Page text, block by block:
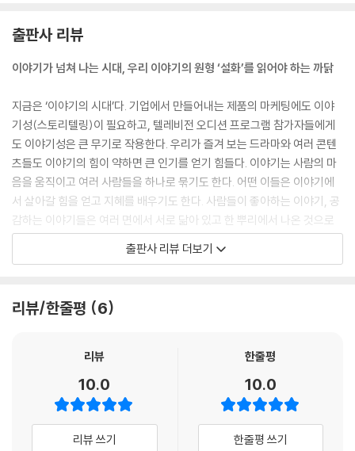
하루는 곽리자고가 새벽에 일어나서 강에 나가 배질을 하고 있었다. 이때
머리가 하얗게 센 미친 남자 하나가 머리를 갈래갈래로 풀어 헤뜨리고 병
을 들고서 세차게 흐르는 물결을 질러 강을 건너가는 것이었다.
그의 아내가 황급히 따라오며 건너가지 말라고 소리쳐 불렀으나 미처 손쓸
사이도 없이 남자는 강물에 밀려 빠져 죽었다.
일이 이렇게 되자 그 아내는 공후를 뜯으며, 「그대 강을 건너지 말라 하였
건만[공무도하]」이란 노래를 지어 불렀는데, 그 곡조가 매우 애달프고 구
슬펐다. 그리고 여자는 노래를 마치자 스스로 몸을 강물에 던져 죽고 말았
다.
--- p.62 「여옥과 공후인」
“네가 이미 내 신하가 되었는데 그러면서 어찌 계림의 신하라고 하느냐?
높은 벼슬로 상을 주리라.”
림의 매를 맞을지언정 왜국의 벼슬이나 녹은 받지 않겠다.”
왜왕이 박제상의 발바닥 가죽을 벗기게 하고 갈대를 벤 그루터기 위를 달
리게 하였다. 왜왕이 다시 물었다.
--- p.127 「박제상과 아내」
출판사 리뷰
이야기가 넘쳐 나는 시대, 우리 이야기의 원형 ‘설화’를 읽어야 하는 까닭
지금은 ‘이야기의 시대’다. 기업에서 만들어내는 제품의 마케팅에도 이야
기성(스토리텔링)이 필요하고, 텔레비전 오디션 프로그램 참가자들에게
도 이야기성은 큰 무기로 작용한다. 우리가 즐겨 보는 드라마와 여러 콘텐
츠들도 이야기의 힘이 약하면 큰 인기를 얻기 힘들다. 이야기는 사람의 마
음을 움직이고 여러 사람들을 하나로 묶기도 한다. 어떤 이들은 이야기에
서 살아갈 힘을 얻고 지혜를 배우기도 한다. 사람들이 좋아하는 이야기, 공
감하는 이야기들은 여러 면에서 서로 닮아 있고 한 뿌리에서 나온 것으로
보이기도 한다. 그렇다면 우리 이야기의 뿌리는 어떤 것일까? 우리 이야기
의 시작, 첫 이야기는 어떤 것일까?
내려오는 이야기다. 원시시대부터 오늘날까지 기나긴 세월 동안 만들어지
무의식의 세계를 아우르는 설화는 그 설화가 만들어진 시대의 모습과 그
민담 들로 발전해 오늘날까지 영향을 미친다.
청소년들이 읽기 쉬운 우리 고전 《삼국사기와 삼국유사》
출판사 리뷰 더보기
리뷰/한줄평 6
리뷰
10.0
리뷰 쓰기
한줄평
10.0
한줄평 쓰기